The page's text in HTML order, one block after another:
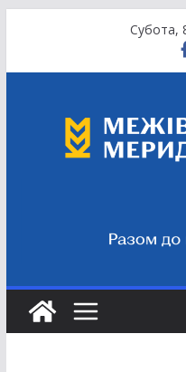
вмісту
Субота,